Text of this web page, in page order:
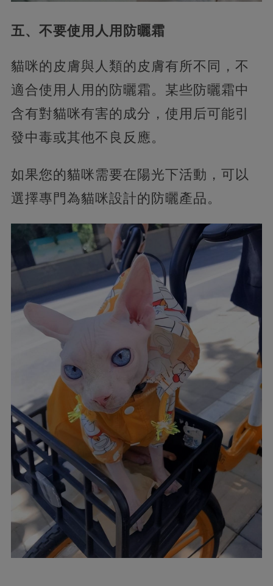
五、不要使用人用防曬霜
貓咪的皮膚與人類的皮膚有所不同，不
適合使用人用的防曬霜。某些防曬霜中
含有對貓咪有害的成分，使用后可能引
發中毒或其他不良反應。
如果您的貓咪需要在陽光下活動，可以
選擇專門為貓咪設計的防曬產品。